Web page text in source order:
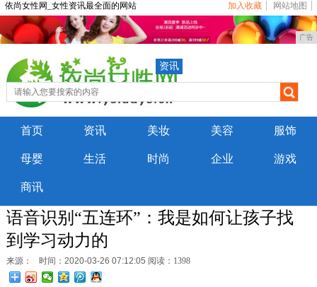
依尚女性网_女性资讯最全面的网站 加入收藏 网站地图
广告
资讯
首页 资讯 美妆 美容 服饰
母婴 生活 时尚 企业 游戏
商讯
语音识别“五连环”：我是如何让孩子找
到学习动力的
来源： 时间：2020-03-26 07:12:05 阅读：1398